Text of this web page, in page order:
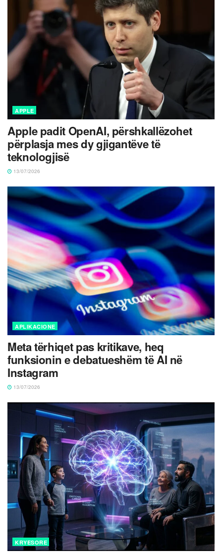
APPLE
Apple padit OpenAI, përshkallëzohet
përplasja mes dy gjigantëve të
teknologjisë
13/07/2026
APLIKACIONE
Meta tërhiqet pas kritikave, heq
funksionin e debatueshëm të AI në
Instagram
13/07/2026
KRYESORE